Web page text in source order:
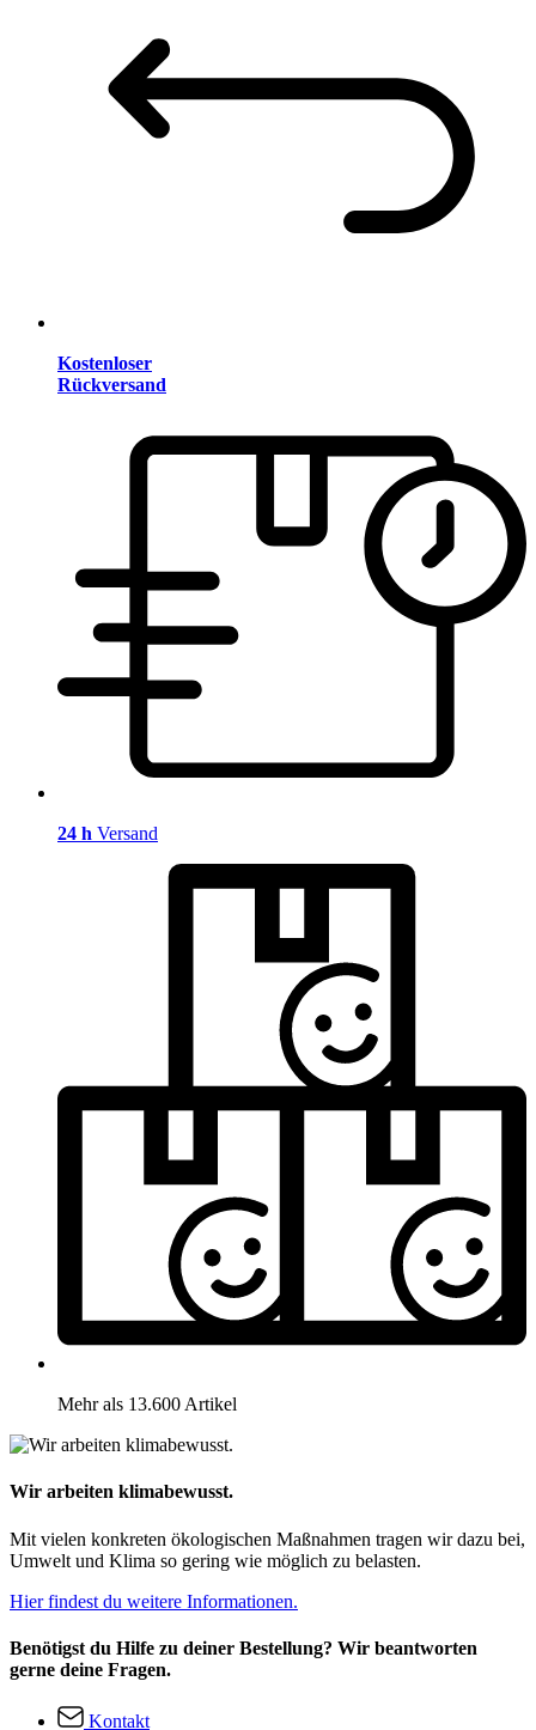
Kostenloser
Rückversand
24 h Versand
Mehr als 13.600 Artikel
Wir arbeiten klimabewusst.
Mit vielen konkreten ökologischen Maßnahmen tragen wir dazu bei,
Umwelt und Klima so gering wie möglich zu belasten.
Hier findest du weitere Informationen.
Benötigst du Hilfe zu deiner Bestellung? Wir beantworten
gerne deine Fragen.
Kontakt